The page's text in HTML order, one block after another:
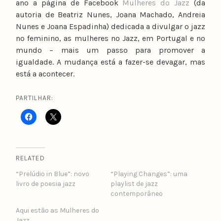
ano a página de Facebook Mulheres do Jazz (da
autoria de Beatriz Nunes, Joana Machado, Andreia
Nunes e Joana Espadinha) dedicada a divulgar o jazz
no feminino, as mulheres no Jazz, em Portugal e no
mundo – mais um passo para promover a
igualdade. A mudança está a fazer-se devagar, mas
está a acontecer.
PARTILHAR:
RELATED
“Prelúdio in Blue”: novo
livro de poesia jazz
“Playing Changes”: uma
playlist de jazz
contemporâneo
Aqui estão as Mulheres do